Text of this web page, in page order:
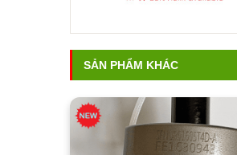
SẢN PHẨM KHÁC